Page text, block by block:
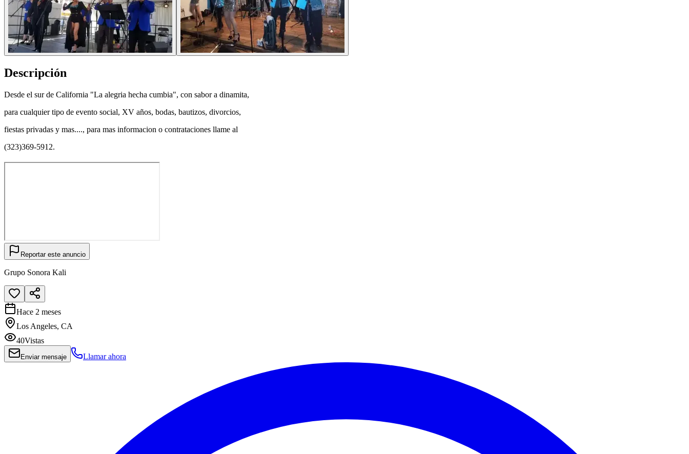
Descripción
Desde el sur de California "La alegria hecha cumbia", con sabor a dinamita,
para cualquier tipo de evento social, XV años, bodas, bautizos, divorcios,
fiestas privadas y mas...., para mas informacion o contrataciones llame al
(323)369-5912.
Reportar este anuncio
Grupo Sonora Kali
Hace 2 meses
Los Angeles, CA
40Vistas
Enviar mensaje Llamar ahora